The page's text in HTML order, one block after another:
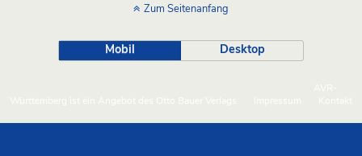
Zum Seitenanfang
Mobil Desktop
AVR-
Württemberg ist ein Angebot des Otto Bauer Verlags
Impressum Kontakt